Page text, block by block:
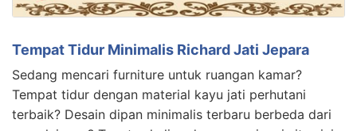
Tempat Tidur Minimalis Richard Jati Jepara
Sedang mencari furniture untuk ruangan kamar?
Tempat tidur dengan material kayu jati perhutani
terbaik? Desain dipan minimalis terbaru berbeda dari